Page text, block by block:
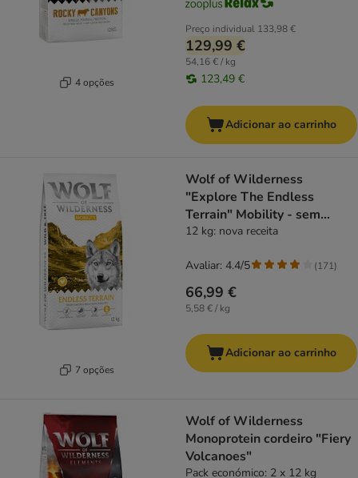
4 opções
Preço individual 133,98 €
129,99 €
54,16 € / kg
123,49 €
Adicionar ao carrinho
7 opções
Wolf of Wilderness
"Explore The Endless
Terrain" Mobility - sem
cereais
12 kg: nova receita
66,99 €
5,58 € / kg
Avaliar: 4.4/5 (171)
Adicionar ao carrinho
Wolf of Wilderness
Monoprotein cordeiro "Fiery
Volcanoes"
Pack económico: 2 x 12 kg